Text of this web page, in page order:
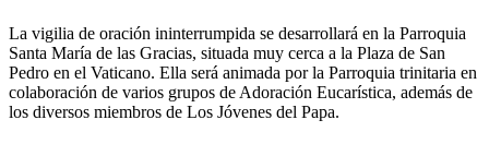
La vigilia de oración ininterrumpida se desarrollará en la Parroquia
Santa María de las Gracias, situada muy cerca a la Plaza de San
Pedro en el Vaticano. Ella será animada por la Parroquia trinitaria en
colaboración de varios grupos de Adoración Eucarística, además de
los diversos miembros de Los Jóvenes del Papa.